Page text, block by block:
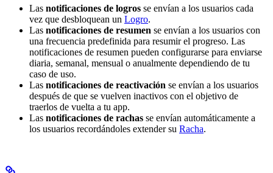
Las notificaciones de logros se envían a los usuarios cada
vez que desbloquean un Logro.
Las notificaciones de resumen se envían a los usuarios con
una frecuencia predefinida para resumir el progreso. Las
notificaciones de resumen pueden configurarse para enviarse
diaria, semanal, mensual o anualmente dependiendo de tu
caso de uso.
Las notificaciones de reactivación se envían a los usuarios
después de que se vuelven inactivos con el objetivo de
traerlos de vuelta a tu app.
Las notificaciones de rachas se envían automáticamente a
los usuarios recordándoles extender su Racha.